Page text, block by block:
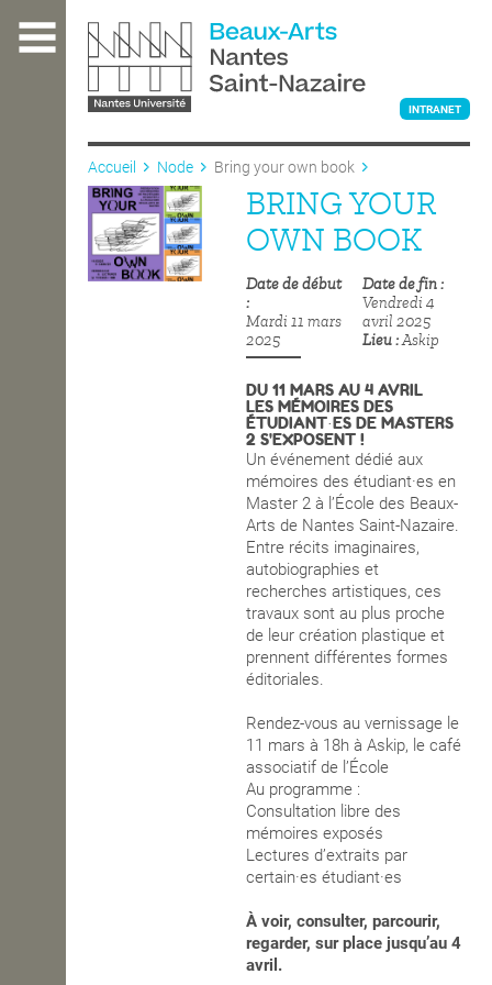
contenu
L'ÉCOLE
ENSEIGNEMENT
INTRANET
Accueil Node Bring your own book
BRING YOUR
OWN BOOK
Date de début
Mardi 11 mars
2025
Date de fin
Vendredi 4
avril 2025
Lieu Askip
DU 11 MARS AU 4 AVRIL
LES MÉMOIRES DES
ÉTUDIANT·ES DE MASTERS
2 S'EXPOSENT !
Un événement dédié aux
mémoires des étudiant·es en
Master 2 à l’École des Beaux-
Arts de Nantes Saint-Nazaire.
Entre récits imaginaires,
autobiographies et
recherches artistiques, ces
travaux sont au plus proche
de leur création plastique et
prennent différentes formes
éditoriales.
Rendez-vous au vernissage le
11 mars à 18h à Askip, le café
associatif de l’École
Au programme :
Consultation libre des
mémoires exposés
Lectures d’extraits par
certain·es étudiant·es
À voir, consulter, parcourir,
regarder, sur place jusqu’au 4
avril.